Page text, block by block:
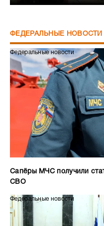
ФЕДЕРАЛЬНЫЕ НОВОСТИ
Федеральные новости
Сапёры МЧС получили
СВО
Федеральные новости